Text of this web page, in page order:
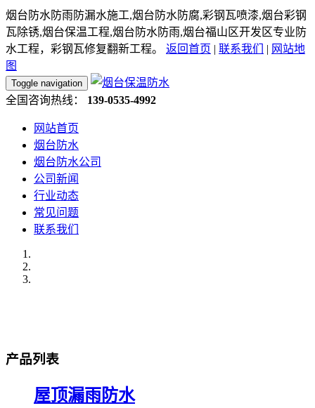
烟台防水防雨防漏水施工,烟台防水防腐,彩钢瓦喷漆,烟台彩钢
瓦除锈,烟台保温工程,烟台防水防雨,烟台福山区开发区专业防
水工程，彩钢瓦修复翻新工程。
返回首页 | 联系我们 | 网站地
图
Toggle navigation
全国咨询热线： 139-0535-4992
网站首页
烟台防水
烟台防水公司
公司新闻
行业动态
常见问题
联系我们
产品列表
屋顶漏雨防水